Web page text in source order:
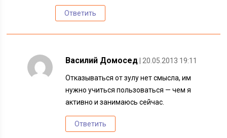
Ответить
Василий Домосед | 20.05.2013 19:11
Отказываться от зулу нет смысла, им
нужно учиться пользоваться — чем я
активно и занимаюсь сейчас.
Ответить